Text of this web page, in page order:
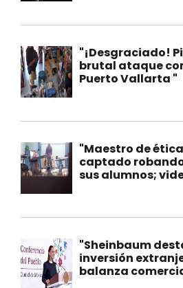
"¡Desgraciado!
brutal ataque
Puerto Vallarta "
"Maestro de
captado
sus alumnos;
"Sheinbaum
inversión
balanza